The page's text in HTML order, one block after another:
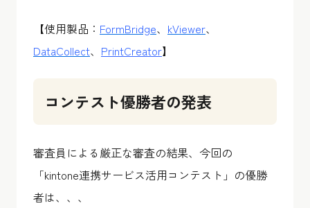
【使用製品： FormBridge、 kViewer、
DataCollect、 PrintCreator】
コンテスト優勝者の発表
審査員による厳正な審査の結果、今回の
「kintone連携サービス活用コンテスト」の優勝
者は、、、